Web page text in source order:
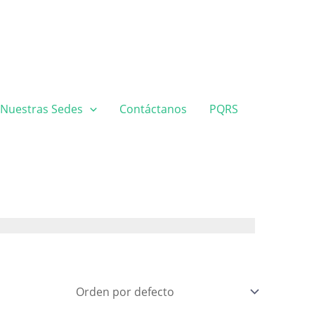
Nuestras Sedes Contáctanos PQRS